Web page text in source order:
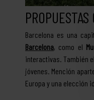
PROPUESTAS
Barcelona es una
Barcelona, como el
interactivas. También el
jóvenes. Mención
Europa y una elección